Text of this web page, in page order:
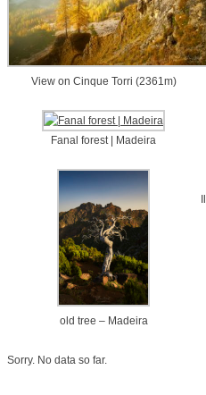
View on Cinque Torri (2361m)
Fanal forest | Madeira
old tree – Madeira
Sorry. No data so far.